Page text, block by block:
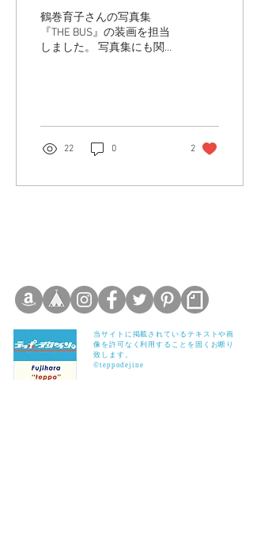
鶴巻育子さんの写真集
『THE BUS』の装画を担当
しました。 写真集にも関わ
22 0 2
当サイトに掲載されているテキストや画
像を許可なく利用することを固くお断り
致します。
©teppodejine